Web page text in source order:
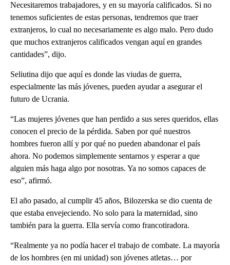
Necesitaremos trabajadores, y en su mayoría calificados. Si no
tenemos suficientes de estas personas, tendremos que traer
extranjeros, lo cual no necesariamente es algo malo. Pero dudo
que muchos extranjeros calificados vengan aquí en grandes
cantidades”, dijo.
Seliutina dijo que aquí es donde las viudas de guerra,
especialmente las más jóvenes, pueden ayudar a asegurar el
futuro de Ucrania.
“Las mujeres jóvenes que han perdido a sus seres queridos, ellas
conocen el precio de la pérdida. Saben por qué nuestros
hombres fueron allí y por qué no pueden abandonar el país
ahora. No podemos simplemente sentarnos y esperar a que
alguien más haga algo por nosotras. Ya no somos capaces de
eso”, afirmó.
El año pasado, al cumplir 45 años, Bilozerska se dio cuenta de
que estaba envejeciendo. No solo para la maternidad, sino
también para la guerra. Ella servía como francotiradora.
“Realmente ya no podía hacer el trabajo de combate. La mayoría
de los hombres (en mi unidad) son jóvenes atletas… por